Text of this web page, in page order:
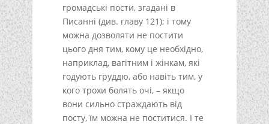
громадські пости, згадані в
Писанні (див. главу 121); і тому
можна дозволяти не постити
цього дня тим, кому це необхідно,
наприклад, вагітним і жінкам, які
годують груддю, або навіть тим, у
кого трохи болять очі, – якщо
вони сильно страждають від
посту, їм можна не поститися. І те